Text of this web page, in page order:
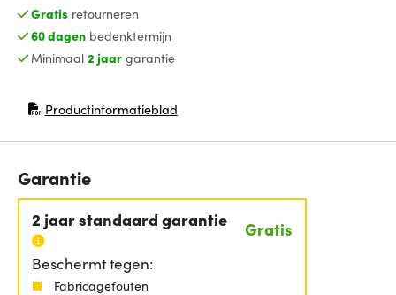
Gratis retourneren
60 dagenbedenktermijn
Minimaal 2 jaargarantie
Productinformatieblad
(opent in nieuw venster)
Garantie
2 jaar standaard garantie Gratis
Beschermt tegen:
Fabricagefouten